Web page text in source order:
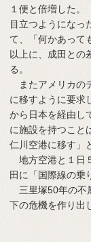
１便と倍増した。
目立つようになっ
て、「何かあって
以上に、成田との
る。
またアメリカの
に移すように要求
から日本を経由し
に施設を持つこと
仁川空港に移す」
地方空港と１日
田に「国際線の乗
三里塚50年の不
下の危機を作り出